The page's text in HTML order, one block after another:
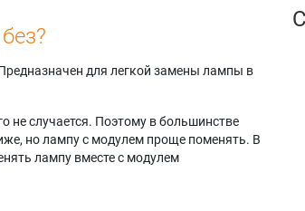
для легкой замены лампы в
не случается. Поэтому в большинстве
но лампу с модулем проще поменять. В
лампу вместе с модулем